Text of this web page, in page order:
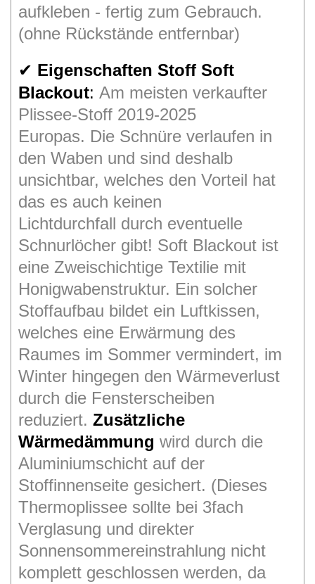
aufkleben - fertig zum Gebrauch.
(ohne Rückstände entfernbar)
✔ Eigenschaften Stoff Soft
Blackout: Am meisten verkaufter
Plissee-Stoff 2019-2025
Europas. Die Schnüre verlaufen in
den Waben und sind deshalb
unsichtbar, welches den Vorteil hat
das es auch keinen
Lichtdurchfall durch eventuelle
Schnurlöcher gibt! Soft Blackout ist
eine Zweischichtige Textilie mit
Honigwabenstruktur. Ein solcher
Stoffaufbau bildet ein Luftkissen,
welches eine Erwärmung des
Raumes im Sommer vermindert, im
Winter hingegen den Wärmeverlust
durch die Fensterscheiben
reduziert. Zusätzliche
Wärmedämmung wird durch die
Aluminiumschicht auf der
Stoffinnenseite gesichert. (Dieses
Thermoplissee sollte bei 3fach
Verglasung und direkter
Sonnensommereinstrahlung nicht
komplett geschlossen werden, da